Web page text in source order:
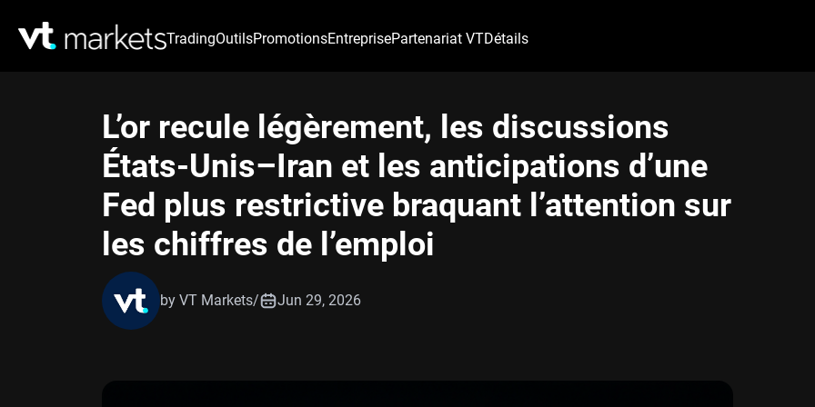
TradingOutilsPromotionsEntreprisePartenariat VTDétails
L’or recule légèrement, les discussions
États-Unis–Iran et les anticipations d’une
Fed plus restrictive braquant l’attention sur
les chiffres de l’emploi
by VT Markets/ Jun 29, 2026